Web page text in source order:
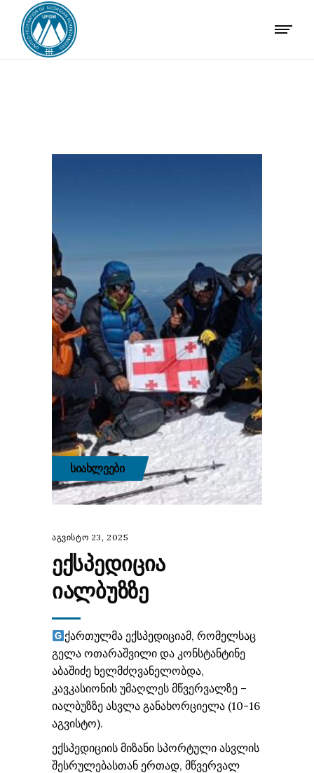
ᲡᲘᲐᲮᲚᲔᲔᲑᲘ
აგვისტო 23, 2025
ᲔᲥᲡᲞᲔᲓᲘᲪᲘᲐ
ᲘᲐᲚᲑᲣᲖᲖᲔ
ქართულმა ექსპედიციამ, რომელსაც
გელა ოთარაშვილი და კონსტანტინე
აბაშიძე ხელმძღვანელობდა,
კავკასიონის უმაღლეს მწვერვალზე –
იალბუზზე ასვლა განახორციელა (10-16
აგვისტო).
ექსპედიციის მიზანი სპორტული ასვლის
შესრულებასთან ერთად, მწვერვალ